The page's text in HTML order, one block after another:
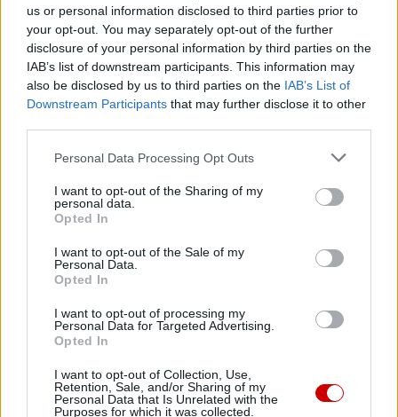
us or personal information disclosed to third parties prior to
your opt-out. You may separately opt-out of the further
disclosure of your personal information by third parties on the
IAB’s list of downstream participants. This information may
also be disclosed by us to third parties on the IAB’s List of
Downstream Participants that may further disclose it to other
Personal Data Processing Opt Outs
I want to opt-out of the Sharing of my
personal data.
Opted In
I want to opt-out of the Sale of my
Personal Data.
Opted In
I want to opt-out of processing my
Personal Data for Targeted Advertising.
Opted In
I want to opt-out of Collection, Use,
Retention, Sale, and/or Sharing of my
Personal Data that Is Unrelated with the
Purposes for which it was collected.
codzienną posługą sprawiają, że nadal bije wielkie
chrześcijańskie serce Rzymu.
Pozdrawiam wolontariuszy włoskiego stowarzyszenia Pro
Loco, którzy przygotowali kwietne dywany na Via della
fajerwerków „Girandola di Castel Sant’Angelo”, który w
tym roku będzie poświęcony św. Franciszkowi i jego
„Pieśni słonecznej”. Cieszę się także, że mogę powitać
Carmen del Camino z Zamory oraz Bractwo Konających z
Arteny.
Pozdrawiam osoby bezdomne, które są dziś obecne na
Placu Świętego Piotra, aby rozprowadzać „L’Osservatore
di Strada”, dodatek do „L’Osservatore Romano”. Dziękuję
i życzę wszelkiego dobra wszystkim, którzy wydają to
czasopismo!